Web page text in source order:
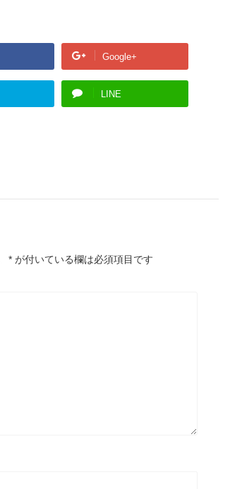
Google+
LINE
* が付いている欄は必須項目です